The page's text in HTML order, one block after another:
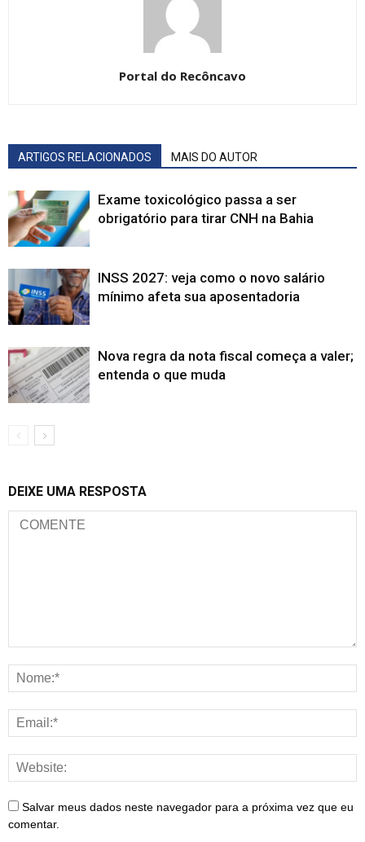
Portal do Recôncavo
ARTIGOS RELACIONADOS MAIS DO AUTOR
Exame toxicológico passa a ser
obrigatório para tirar CNH na Bahia
INSS 2027: veja como o novo salário
mínimo afeta sua aposentadoria
Nova regra da nota fiscal começa a valer;
entenda o que muda
DEIXE UMA RESPOSTA
Salvar meus dados neste navegador para a próxima vez que eu
comentar.